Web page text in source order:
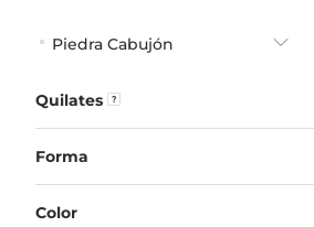
Piedra Cabujón
Quilates
Forma
Color